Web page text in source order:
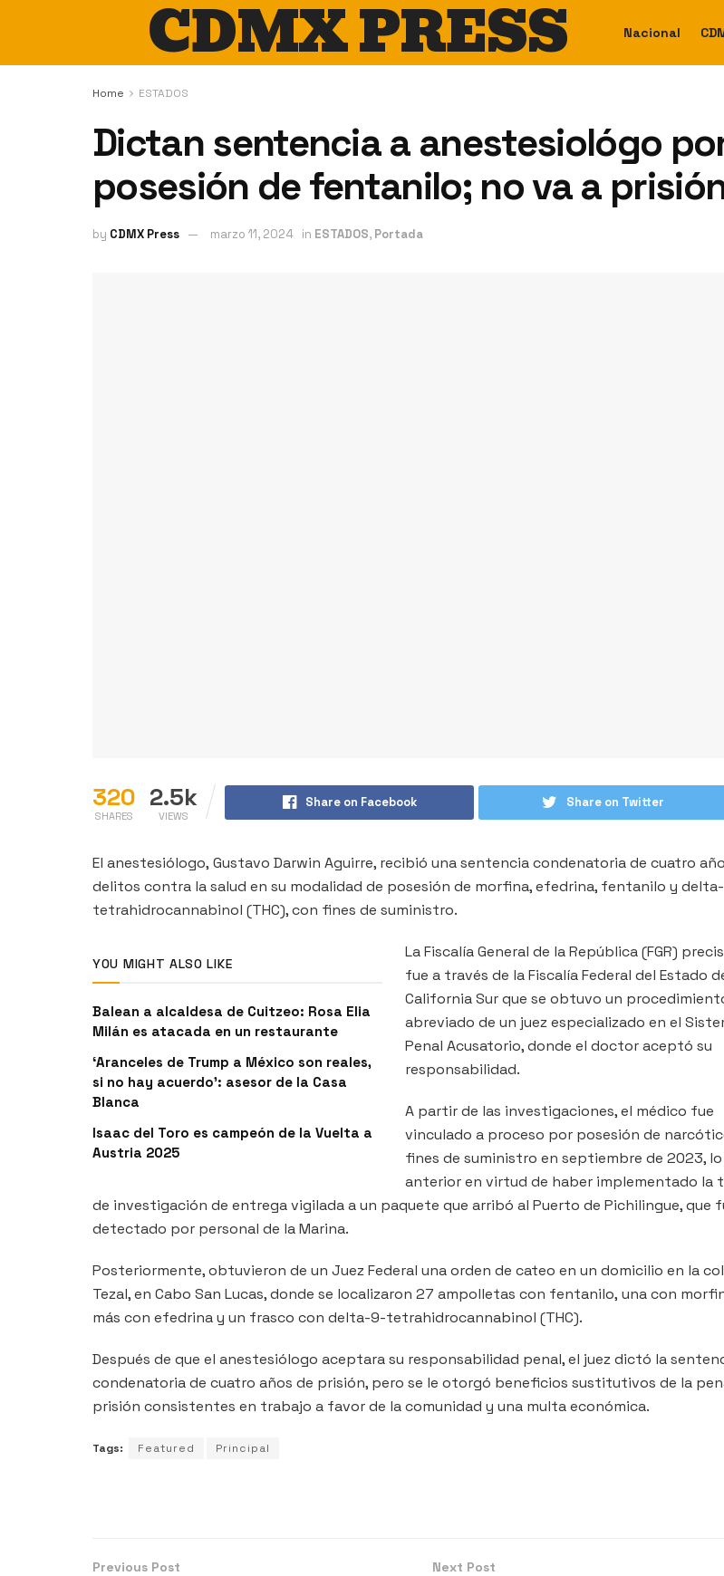
CDMX PRESS Nacional
Home ESTADOS
Dictan sentencia a anestesiológo
posesión de fentanilo; no va a
by CDMX Press marzo 11, 2024 in ESTADOS, Portada
320
SHARES
2.5k
VIEWS
Share on Facebook Share on Twitter
El anestesiólogo, Gustavo Darwin Aguirre, recibió una sentencia condenatoria de cuatro
delitos contra la salud en su modalidad de posesión de morfina, efedrina, fentanilo y
tetrahidrocannabinol (THC), con fines de suministro.
YOU MIGHT ALSO LIKE
Balean a alcaldesa de Cuitzeo: Rosa Elia
Milán es atacada en un restaurante
‘Aranceles de Trump a México son reales,
si no hay acuerdo’: asesor de la Casa
Blanca
Isaac del Toro es campeón de la Vuelta a
Austria 2025
La Fiscalía General de la República (FGR)
fue a través de la Fiscalía Federal del Estado
California Sur que se obtuvo un
abreviado de un juez especializado en el
Penal Acusatorio, donde el doctor aceptó su
responsabilidad.
A partir de las investigaciones, el médico fue
vinculado a proceso por posesión de
fines de suministro en septiembre de 2023, lo
anterior en virtud de haber implementado la
de investigación de entrega vigilada a un paquete que arribó al Puerto de Pichilingue, que
detectado por personal de la Marina.
Posteriormente, obtuvieron de un Juez Federal una orden de cateo en un domicilio en la
Tezal, en Cabo San Lucas, donde se localizaron 27 ampolletas con fentanilo, una con
más con efedrina y un frasco con delta-9-tetrahidrocannabinol (THC).
Después de que el anestesiólogo aceptara su responsabilidad penal, el juez dictó la
condenatoria de cuatro años de prisión, pero se le otorgó beneficios sustitutivos de la
prisión consistentes en trabajo a favor de la comunidad y una multa económica.
Tags: Featured Principal
Previous Post Next Post